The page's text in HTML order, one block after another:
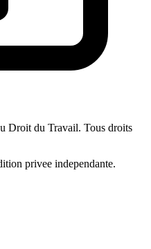
Droit du Travail. Tous droits
privee independante.